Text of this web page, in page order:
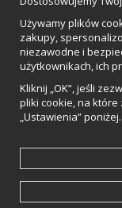
Impressum
Vamos Commerce AB
Orkestervägen 1, 224
Używamy plików
zakupy,
niezawodne i
użytkownikach, ich
Kliknij „OK”, jeśli
pliki cookie, na które
„Ustawienia” poniżej.